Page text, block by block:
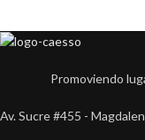
Promoviendo
Av. Sucre #455 -